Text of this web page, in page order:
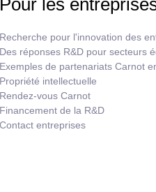
Recherche pour l'innovation des
Des réponses R&D pour secteurs
Exemples de partenariats Carnot
Propriété intellectuelle
Rendez-vous Carnot
Financement de la R&D
Contact entreprises